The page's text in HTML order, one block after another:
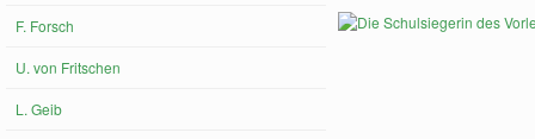
F. Forsch
U. von Fritschen
L. Geib